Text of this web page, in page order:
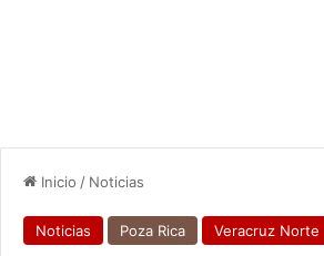
Inicio / Noticias
Noticias Poza Rica Veracruz Norte